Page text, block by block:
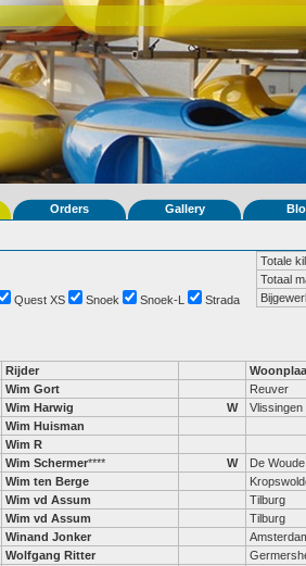
Orders Gallery
Totale
Totaal
Quest XS Snoek Snoek-L Strada
Rijder
Wim Gort Reuver
Wim Harwig W Vlissingen
Wim Huisman
Wim R
Wim Schermer**** W De Woude
Wim ten Berge
Wim vd Assum Tilburg
Wim vd Assum Tilburg
Winand Jonker
Wolfgang Ritter